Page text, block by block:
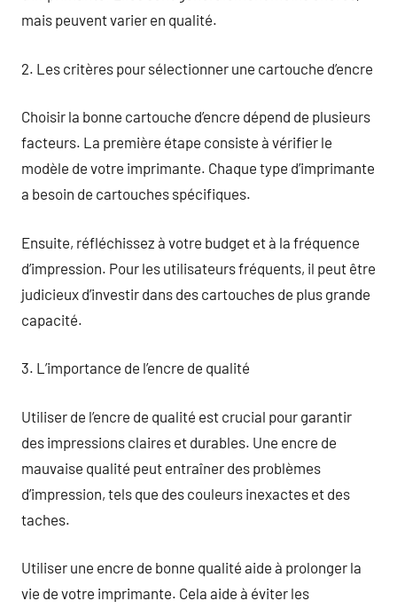
mais peuvent varier en qualité.
2. Les critères pour sélectionner une cartouche d’encre
Choisir la bonne cartouche d’encre dépend de plusieurs
facteurs. La première étape consiste à vérifier le
modèle de votre imprimante. Chaque type d’imprimante
a besoin de cartouches spécifiques.
Ensuite, réfléchissez à votre budget et à la fréquence
d’impression. Pour les utilisateurs fréquents, il peut être
judicieux d’investir dans des cartouches de plus grande
capacité.
3. L’importance de l’encre de qualité
Utiliser de l’encre de qualité est crucial pour garantir
des impressions claires et durables. Une encre de
mauvaise qualité peut entraîner des problèmes
d’impression, tels que des couleurs inexactes et des
taches.
Utiliser une encre de bonne qualité aide à prolonger la
vie de votre imprimante. Cela aide à éviter les